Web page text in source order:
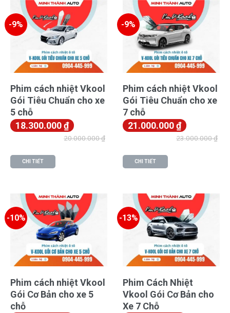
-9%
Phim cách nhiệt Vkool
Gói Tiêu Chuẩn cho xe
5 chỗ
18.300.000₫
20.000.000₫
CHI TIẾT
-9%
Phim cách nhiệt Vkool
Gói Tiêu Chuẩn cho xe
7 chỗ
21.000.000₫
23.000.000₫
CHI TIẾT
-10%
Phim cách nhiệt Vkool
Gói Cơ Bản cho xe 5
chỗ
-13%
Phim Cách Nhiệt
Vkool Gói Cơ Bản cho
Xe 7 Chỗ